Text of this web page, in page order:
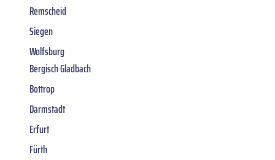
Remscheid
Siegen
Wolfsburg
Bergisch Gladbach
Bottrop
Darmstadt
Erfurt
Fürth